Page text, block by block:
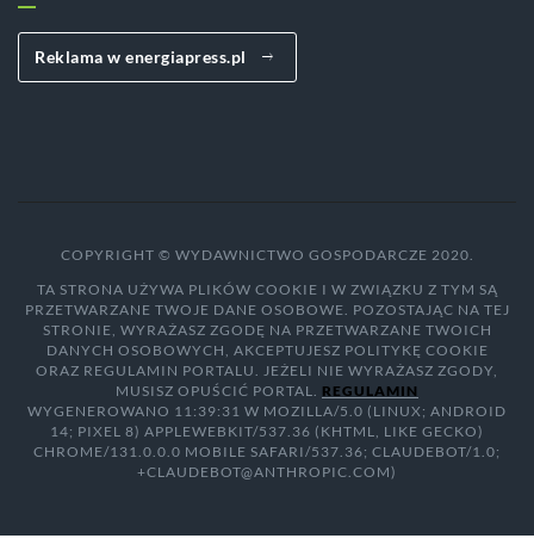
Reklama w energiapress.pl
COPYRIGHT © WYDAWNICTWO GOSPODARCZE 2020.
TA STRONA UŻYWA PLIKÓW COOKIE I W ZWIĄZKU Z TYM SĄ
PRZETWARZANE TWOJE DANE OSOBOWE. POZOSTAJĄC NA TEJ
STRONIE, WYRAŻASZ ZGODĘ NA PRZETWARZANE TWOICH
DANYCH OSOBOWYCH, AKCEPTUJESZ POLITYKĘ COOKIE
ORAZ REGULAMIN PORTALU. JEŻELI NIE WYRAŻASZ ZGODY,
MUSISZ OPUŚCIĆ PORTAL. REGULAMIN
WYGENEROWANO 11:39:31 W MOZILLA/5.0 (LINUX; ANDROID
14; PIXEL 8) APPLEWEBKIT/537.36 (KHTML, LIKE GECKO)
CHROME/131.0.0.0 MOBILE SAFARI/537.36; CLAUDEBOT/1.0;
+CLAUDEBOT@ANTHROPIC.COM)